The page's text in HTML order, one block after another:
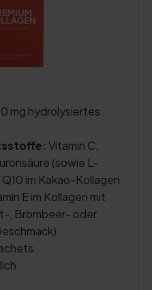
mg hydrolysiertes
Vitamin C,
(sowie L-
im Kakao-Kollagen
E im Kollagen mit
, Brombeer- oder